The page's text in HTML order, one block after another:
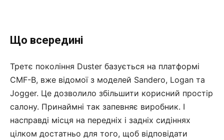
Що всередині
Третє покоління Duster базується на платформі
CMF-B, вже відомої з моделей Sandero, Logan та
Jogger. Це дозволило збільшити корисний простір
салону. Принаймні так запевняє виробник. І
насправді місця на передніх і задніх сидіннях
цілком достатньо для того, щоб відповідати